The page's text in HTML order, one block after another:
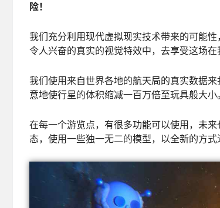
险！
我们充分利用现代虚拟现实技术带来的可能
令人兴奋的真实的视觉特效中，去享受这场在
我们使用来自世界各地的航天局的真实数据
意地使行星的体积缩减一百万倍至玩具般大
在每一个游览点，有很多功能可以使用，未
态，使用一些独一无二的模型，以全新的方式